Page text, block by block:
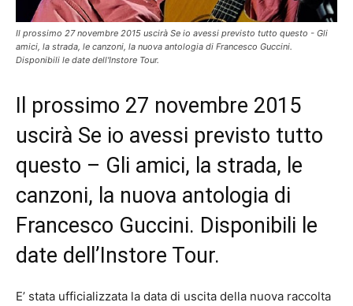
Il prossimo 27 novembre 2015 uscirà Se io avessi previsto tutto questo - Gli
amici, la strada, le canzoni, la nuova antologia di Francesco Guccini.
Disponibili le date dell'Instore Tour.
Il prossimo 27 novembre 2015
uscirà Se io avessi previsto tutto
questo – Gli amici, la strada, le
canzoni, la nuova antologia di
Francesco Guccini. Disponibili le
date dell’Instore Tour.
E’ stata ufficializzata la data di uscita della nuova raccolta